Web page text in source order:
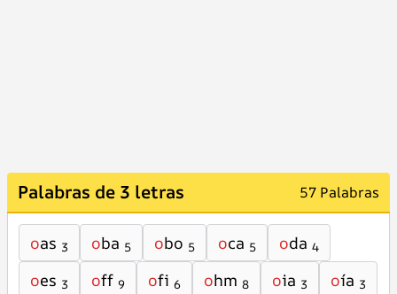
Palabras de 3 letras 57 Palabras
oas 3 oba 5 obo 5 oca 5 oda 4
oes 3 off 9 ofi 6 ohm 8 oia 3 oía 3